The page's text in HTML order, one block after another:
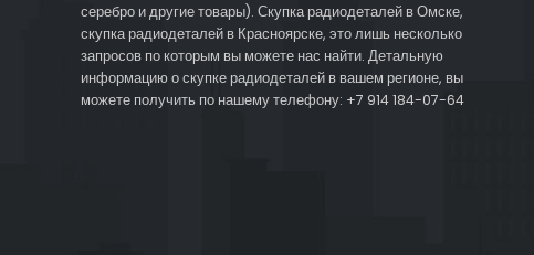
серебро и другие товары). Скупка радиодеталей в Омске,
скупка радиодеталей в Красноярске, это лишь несколько
запросов по которым вы можете нас найти. Детальную
информацию о скупке радиодеталей в вашем регионе, вы
можете получить по нашему телефону: +7 914 184-07-64